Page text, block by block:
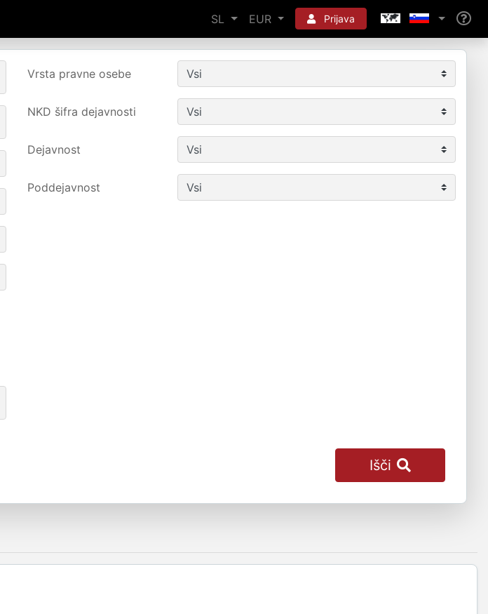
SL EUR Prijava
Vrsta pravne osebe
NKD šifra dejavnosti
Dejavnost
Poddejavnost
Išči